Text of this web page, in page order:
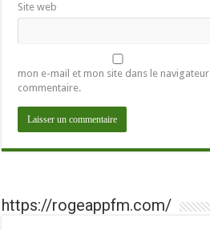
Site web
mon e-mail et mon site dans le
commentaire.
https://rogeappfm.com/